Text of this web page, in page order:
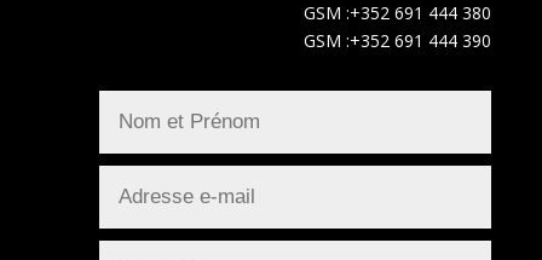
GSM :+352 691 444 380
GSM :+352 691 444 390